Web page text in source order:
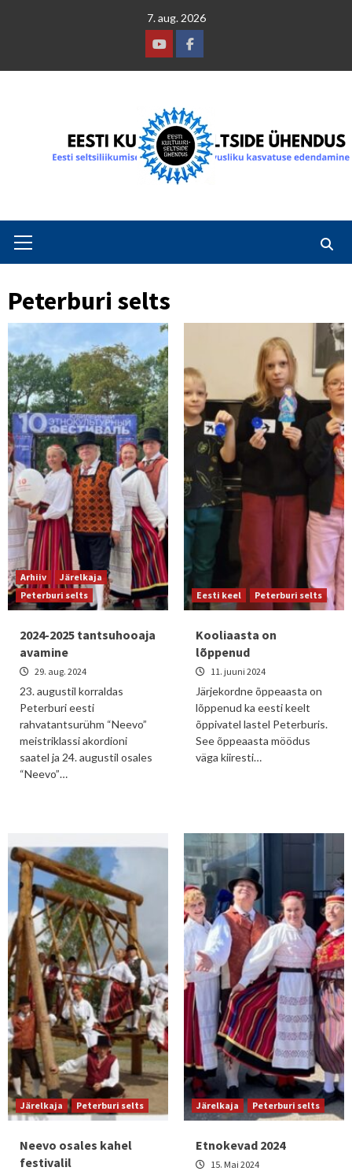
7. aug. 2026
YoutubeFacebook
Menu
Peterburi selts
Arhiiv
Järelkaja
Peterburi selts
2024-2025 tantsuhooaja
avamine
29. aug. 2024
23. augustil korraldas
Peterburi eesti
rahvatantsurühm “Neevo”
meistriklassi akordioni
saatel ja 24. augustil osales
“Neevo”…
Eesti keel Peterburi selts
Kooliaasta on
lõppenud
11. juuni 2024
Järjekordne õppeaasta on
lõppenud ka eesti keelt
õppivatel lastel Peterburis.
See õppeaasta möödus
väga kiiresti…
Järelkaja Peterburi selts
Neevo osales kahel
festivalil
Järelkaja Peterburi selts
Etnokevad 2024
15. Mai 2024